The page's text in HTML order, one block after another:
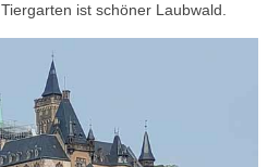
ist schöner Laubwald.